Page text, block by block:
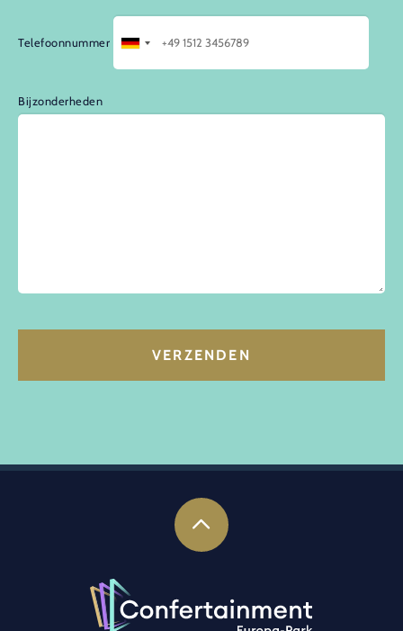
Telefoonnummer
Bijzonderheden